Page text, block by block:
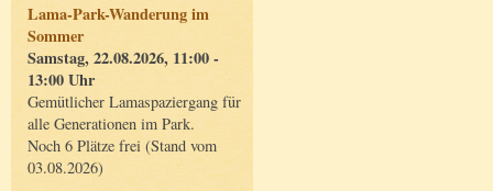
Lama-Park-Wanderung im
Sommer
Samstag, 22.08.2026, 11:00 -
13:00 Uhr
Gemütlicher Lamaspaziergang für
alle Generationen im Park.
Noch 6 Plätze frei (Stand vom
03.08.2026)